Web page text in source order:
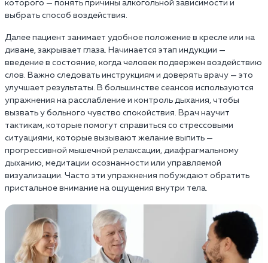
которого — понять причины алкогольной зависимости и
выбрать способ воздействия.
Далее пациент занимает удобное положение в кресле или на
диване, закрывает глаза. Начинается этап индукции —
введение в состояние, когда человек подвержен воздействию
слов. Важно следовать инструкциям и доверять врачу — это
улучшает результаты. В большинстве сеансов используются
упражнения на расслабление и контроль дыхания, чтобы
вызвать у больного чувство спокойствия. Врач научит
тактикам, которые помогут справиться со стрессовыми
ситуациями, которые вызывают желание выпить —
прогрессивной мышечной релаксации, диафрагмальному
дыханию, медитации осознанности или управляемой
визуализации. Часто эти упражнения побуждают обратить
пристальное внимание на ощущения внутри тела.